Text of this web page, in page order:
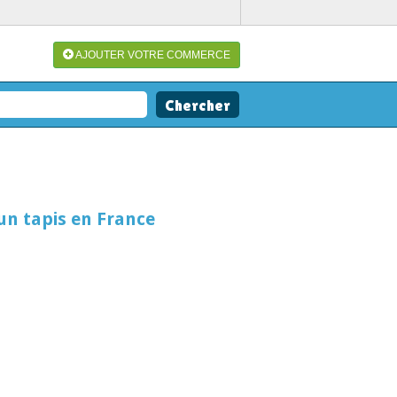
AJOUTER VOTRE COMMERCE
tapis en France